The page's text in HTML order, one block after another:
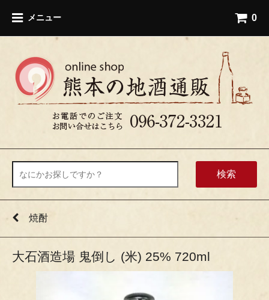
メニュー 0
検索
焼酎
大石酒造場 鬼倒し (米) 25% 720ml